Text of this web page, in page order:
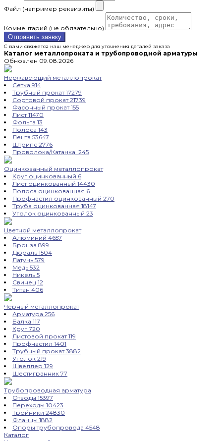
Файл (например реквизиты)
Комментарий (не обязательно)
Отправить заявку
С вами свяжется наш менеджер для уточнения деталей заказа
Каталог металлопроката и трубопроводной арматуры
Обновлен 09.08.2026
Нержавеющий металлопрокат
Сетка 914
Трубный прокат17279
Сортовой прокат21739
Фасонный прокат155
Лист11470
Фольга 13
Полоса 143
Лента 53647
Штрипс 2776
Проволока/Катанка 245
Оцинкованный металлопрокат
Круг оцинкованный 6
Лист оцинкованный 14430
Полоса оцинкованная 6
Профнастил оцинкованный 270
Труба оцинкованная 18147
Уголок оцинкованный 23
Цветной металлопрокат
Алюминий 4657
Бронза 899
Дюраль 1504
Латунь 579
Медь 532
Никель 5
Свинец 12
Титан 406
Черный металлопрокат
Арматура 256
Балка 117
Круг 720
Листовой прокат119
Профнастил 1401
Трубный прокат3882
Уголок 219
Швеллер 129
Шестигранник 77
Трубопроводная арматура
Отводы 15397
Переходы 10423
Тройники 24830
Фланцы 1882
Опоры трубопровода 4548
Каталог